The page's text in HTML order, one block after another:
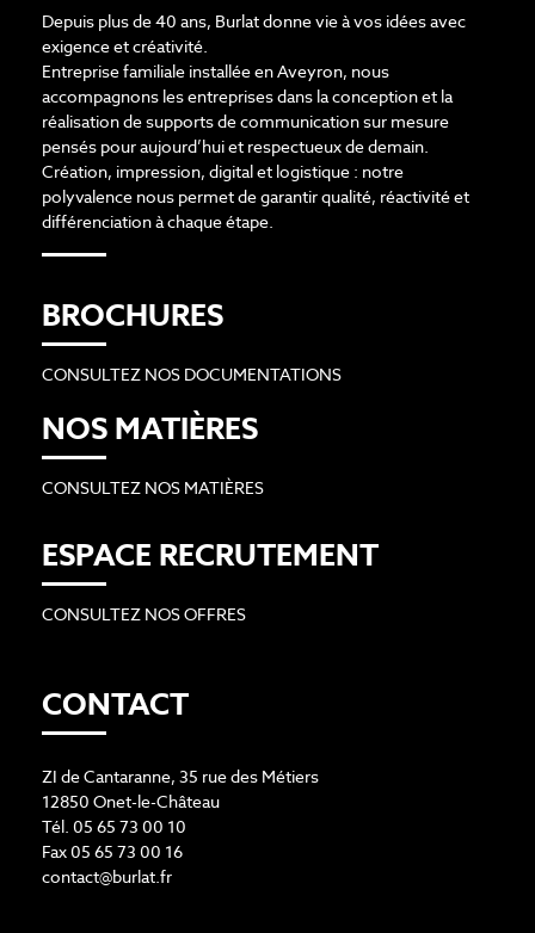
Depuis plus de 40 ans, Burlat donne vie à vos idées avec
exigence et créativité.
Entreprise familiale installée en Aveyron, nous
accompagnons les entreprises dans la conception et la
réalisation de supports de communication sur mesure
pensés pour aujourd’hui et respectueux de demain.
Création, impression, digital et logistique : notre
polyvalence nous permet de garantir qualité, réactivité et
différenciation à chaque étape.
BROCHURES
CONSULTEZ NOS DOCUMENTATIONS
NOS MATIÈRES
CONSULTEZ NOS MATIÈRES
ESPACE RECRUTEMENT
CONSULTEZ NOS OFFRES
CONTACT
ZI de Cantaranne, 35 rue des Métiers
12850 Onet-le-Château
Tél. 05 65 73 00 10
Fax 05 65 73 00 16
contact@burlat.fr